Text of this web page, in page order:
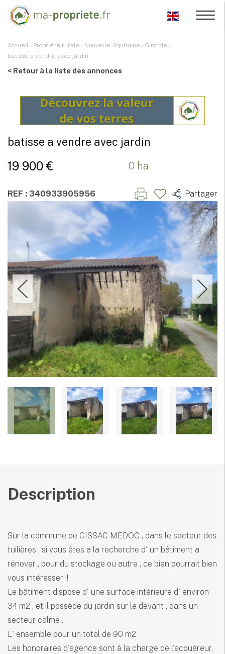
Accueil › Propriété rurale › Nouvelle-Aquitaine › Gironde ›
batisse a vendre avec jardin
< Retour à la liste des annonces
batisse a vendre avec jardin
19 900 € 0 ha
REF : 340933905956 Partager
Description
Sur la commune de CISSAC MEDOC , dans le secteur des
tuilières , si vous êtes a la recherche d' un bâtiment a
rénover , pour du stockage ou autre , ce bien pourrait bien
vous intéresser !!
Le bâtiment dispose d' une surface intérieure d' environ
34 m2 , et il possède du jardin sur le devant , dans un
secteur calme .
L' ensemble pour un total de 90 m2 .
Les honoraires d'agence sont à la charge de l'acquéreur,